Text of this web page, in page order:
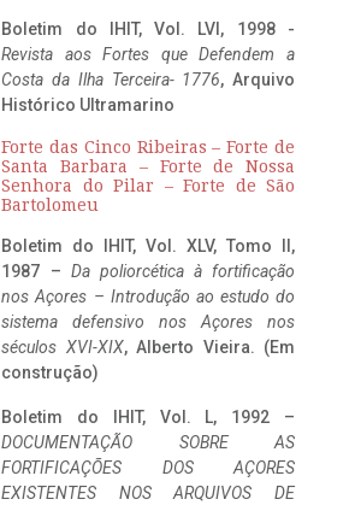
Boletim do IHIT, Vol. LVI, 1998 -
Revista aos Fortes que Defendem a
Costa da Ilha Terceira- 1776, Arquivo
Histórico Ultramarino
Forte das Cinco Ribeiras – Forte de
Santa Barbara – Forte de Nossa
Senhora do Pilar – Forte de São
Bartolomeu
Boletim do IHIT, Vol. XLV, Tomo II,
1987 – Da poliorcética à fortificação
nos Açores – Introdução ao estudo do
sistema defensivo nos Açores nos
séculos XVI-XIX, Alberto Vieira. (Em
construção)
Boletim do IHIT, Vol. L, 1992 –
DOCUMENTAÇÃO SOBRE AS
FORTIFICAÇÕES DOS AÇORES
EXISTENTES NOS ARQUIVOS DE